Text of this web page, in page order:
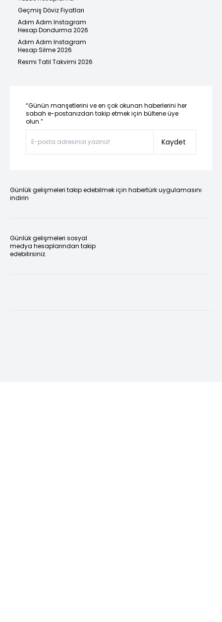
Geçmiş Döviz Fiyatları
Adım Adım Instagram
Hesap Dondurma 2026
Adım Adım Instagram
Hesap Silme 2026
Resmi Tatil Takvimi 2026
“Günün manşetlerini ve en çok okunan haberlerini her
sabah e-postanızdan takip etmek için bültene üye
olun.”
Kaydet
Günlük gelişmeleri takip edebilmek için habertürk uygulamasını
indirin
Günlük gelişmeleri sosyal
medya hesaplarından takip
edebilirsiniz.